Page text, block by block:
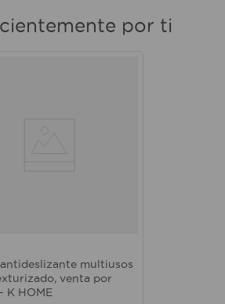
por ti
multiusos
venta por
K HOME